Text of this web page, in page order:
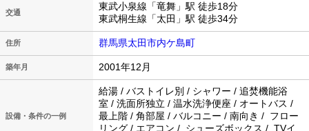
交通
東武小泉線「竜舞」駅 徒歩18分
東武桐生線「太田」駅 徒歩34分
住所 群馬県太田市内ケ島町
築年月 2001年12月
設備・条件の一例
給湯 / バストイレ別 / シャワー / 追焚機能浴
室 / 洗面所独立 / 温水洗浄便座 / オートバス /
最上階 / 角部屋 / バルコニー / 南向き / フロー
リング / エアコン / シューズボックス / TVイ